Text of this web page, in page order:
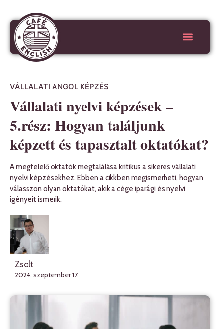
VÁLLALATI ANGOL KÉPZÉS
Vállalati nyelvi képzések –
5.rész: Hogyan találjunk
képzett és tapasztalt oktatókat?
A megfelelő oktatók megtalálása kritikus a sikeres vállalati
nyelvi képzésekhez. Ebben a cikkben megismerheti, hogyan
válasszon olyan oktatókat, akik a cége iparági és nyelvi
igényeit ismerik.
Zsolt
2024. szeptember 17.